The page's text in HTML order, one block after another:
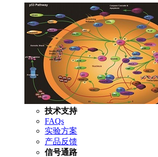
技术支持
FAQs
实验方案
产品反馈
信号通路